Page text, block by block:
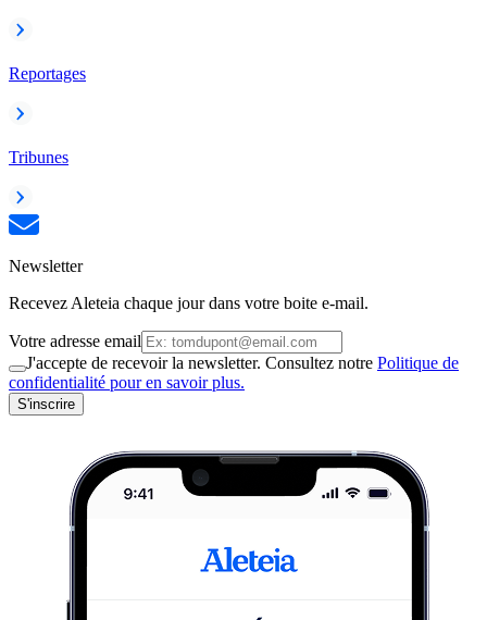
Reportages
Tribunes
Newsletter
Recevez Aleteia chaque jour dans votre boite e-mail.
Votre adresse email
J'accepte de recevoir la newsletter. Consultez notre Politique de
confidentialité pour en savoir plus.
S'inscrire